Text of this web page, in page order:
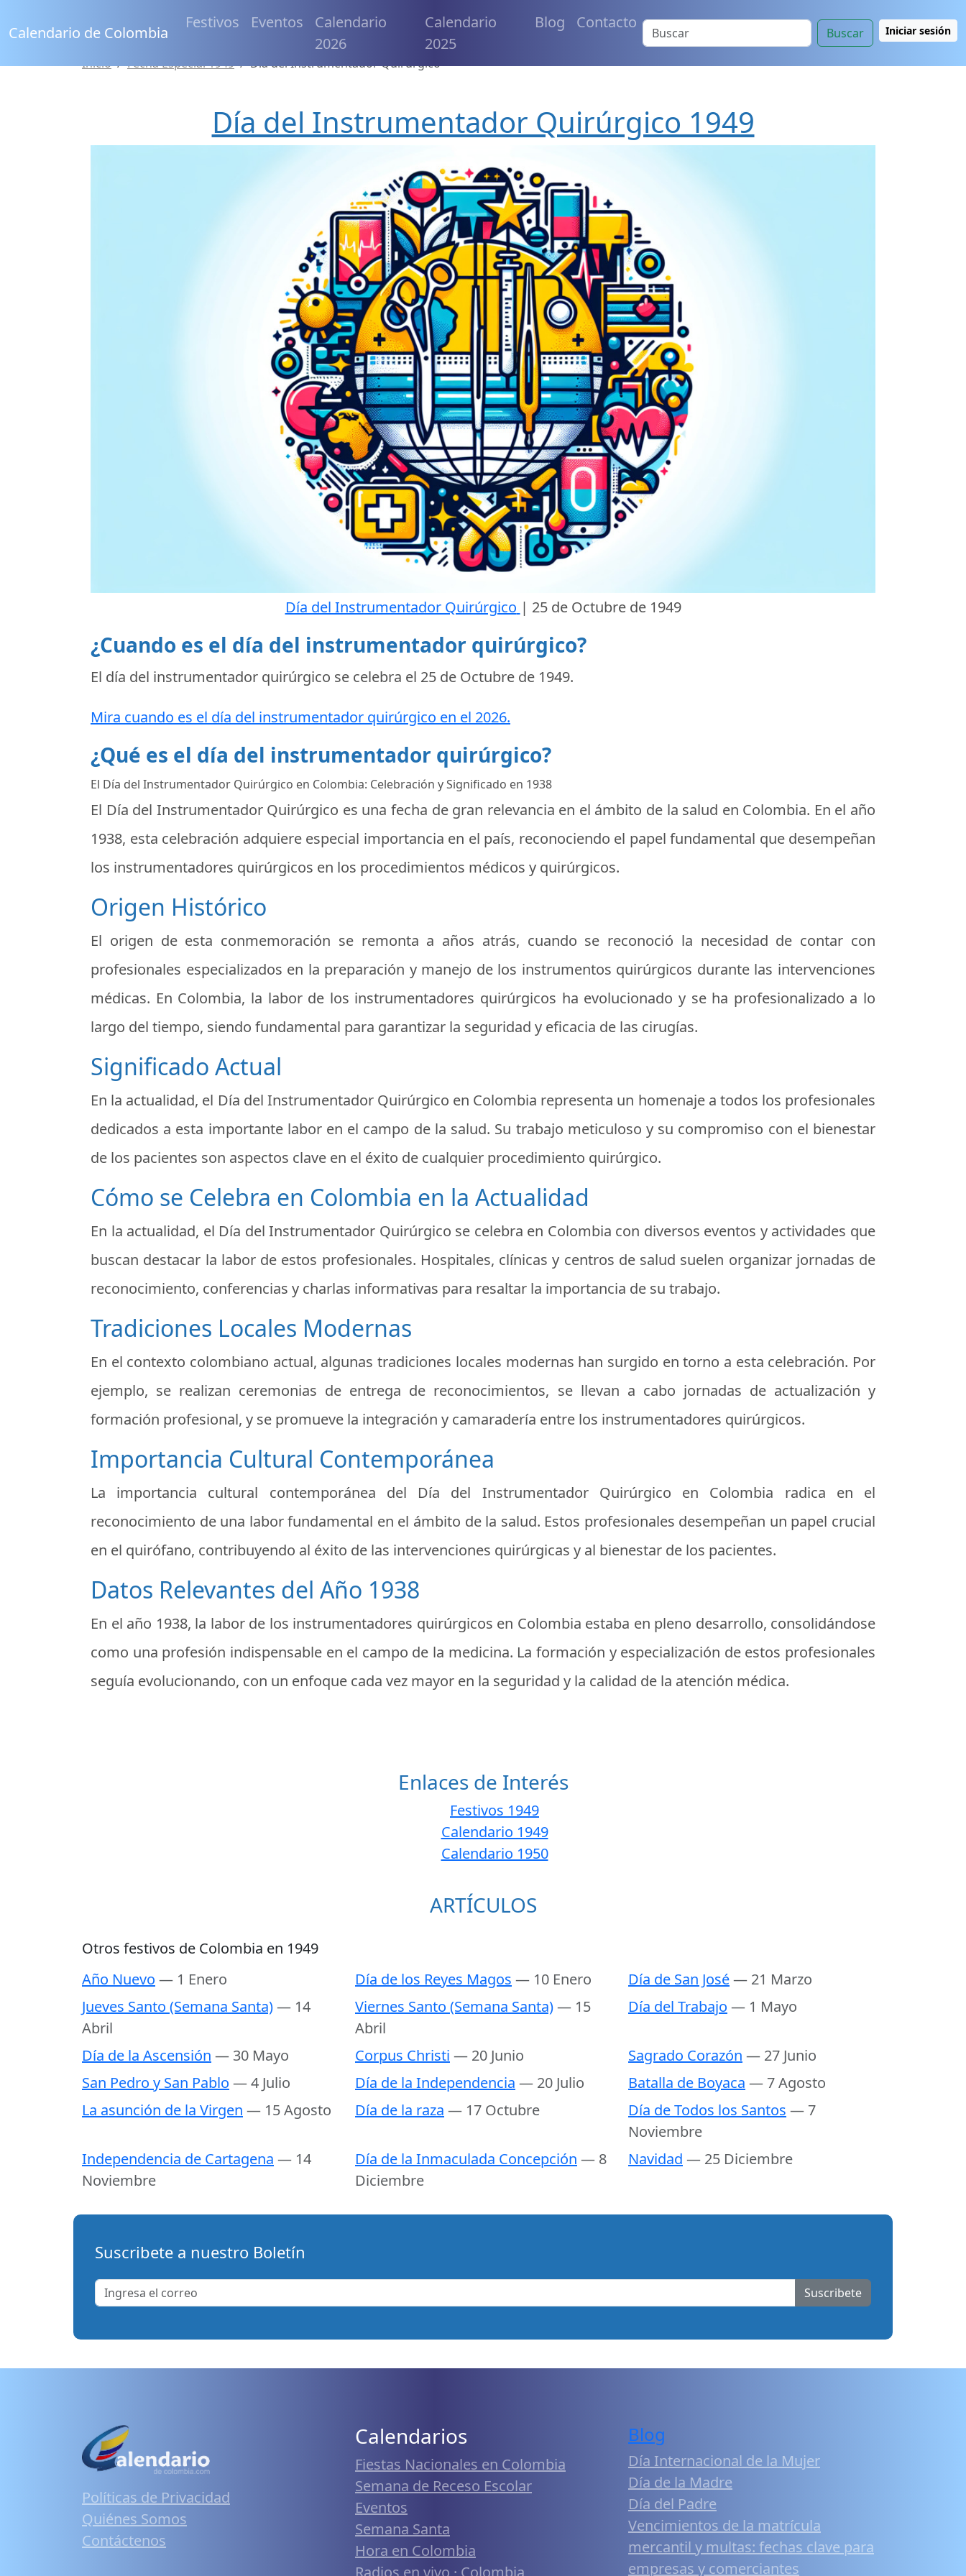
Calendario de Colombia
Festivos Eventos
Calendario
2026
Calendario
2025
Blog Contacto
Buscar Iniciar sesión
Inicio Fecha Especial 1949 Día del Instrumentador Quirúrgico
Día del Instrumentador Quirúrgico 1949
Día del Instrumentador Quirúrgico | 25 de Octubre de 1949
¿Cuando es el día del instrumentador quirúrgico?
El día del instrumentador quirúrgico se celebra el 25 de Octubre de 1949.
Mira cuando es el día del instrumentador quirúrgico en el 2026.
¿Qué es el día del instrumentador quirúrgico?
El Día del Instrumentador Quirúrgico en Colombia: Celebración y Significado en 1938
El Día del Instrumentador Quirúrgico es una fecha de gran relevancia en el ámbito de la salud en Colombia. En el año
1938, esta celebración adquiere especial importancia en el país, reconociendo el papel fundamental que desempeñan
los instrumentadores quirúrgicos en los procedimientos médicos y quirúrgicos.
Origen Histórico
El origen de esta conmemoración se remonta a años atrás, cuando se reconoció la necesidad de contar con
profesionales especializados en la preparación y manejo de los instrumentos quirúrgicos durante las intervenciones
médicas. En Colombia, la labor de los instrumentadores quirúrgicos ha evolucionado y se ha profesionalizado a lo
largo del tiempo, siendo fundamental para garantizar la seguridad y eficacia de las cirugías.
Significado Actual
En la actualidad, el Día del Instrumentador Quirúrgico en Colombia representa un homenaje a todos los profesionales
dedicados a esta importante labor en el campo de la salud. Su trabajo meticuloso y su compromiso con el bienestar
de los pacientes son aspectos clave en el éxito de cualquier procedimiento quirúrgico.
Cómo se Celebra en Colombia en la Actualidad
En la actualidad, el Día del Instrumentador Quirúrgico se celebra en Colombia con diversos eventos y actividades que
buscan destacar la labor de estos profesionales. Hospitales, clínicas y centros de salud suelen organizar jornadas de
reconocimiento, conferencias y charlas informativas para resaltar la importancia de su trabajo.
Tradiciones Locales Modernas
En el contexto colombiano actual, algunas tradiciones locales modernas han surgido en torno a esta celebración. Por
ejemplo, se realizan ceremonias de entrega de reconocimientos, se llevan a cabo jornadas de actualización y
formación profesional, y se promueve la integración y camaradería entre los instrumentadores quirúrgicos.
Importancia Cultural Contemporánea
La importancia cultural contemporánea del Día del Instrumentador Quirúrgico en Colombia radica en el
reconocimiento de una labor fundamental en el ámbito de la salud. Estos profesionales desempeñan un papel crucial
en el quirófano, contribuyendo al éxito de las intervenciones quirúrgicas y al bienestar de los pacientes.
Datos Relevantes del Año 1938
En el año 1938, la labor de los instrumentadores quirúrgicos en Colombia estaba en pleno desarrollo, consolidándose
como una profesión indispensable en el campo de la medicina. La formación y especialización de estos profesionales
seguía evolucionando, con un enfoque cada vez mayor en la seguridad y la calidad de la atención médica.
Enlaces de Interés
Festivos 1949
Calendario 1949
Calendario 1950
ARTÍCULOS
Otros festivos de Colombia en 1949
Año Nuevo — 1 Enero Día de los Reyes Magos — 10 Enero Día de San José— 21 Marzo
Jueves Santo (Semana Santa)— 14
Abril
Viernes Santo (Semana Santa)— 15
Abril
Día del Trabajo — 1 Mayo
Día de la Ascensión — 30 Mayo Corpus Christi — 20 Junio Sagrado Corazón — 27 Junio
San Pedro y San Pablo — 4 Julio Día de la Independencia — 20 Julio Batalla de Boyaca — 7 Agosto
La asunción de la Virgen — 15 Agosto Día de la raza — 17 Octubre Día de Todos los Santos — 7
Noviembre
Independencia de Cartagena — 14
Noviembre
Día de la Inmaculada Concepción — 8
Diciembre
Navidad — 25 Diciembre
Suscribete a nuestro Boletín
Suscribete
Políticas de Privacidad
Quiénes Somos
Contáctenos
Calendarios
Fiestas Nacionales en Colombia
Semana de Receso Escolar
Eventos
Semana Santa
Hora en Colombia
Blog
Día Internacional de la Mujer
Día de la Madre
Día del Padre
Vencimientos de la matrícula
mercantil y multas: fechas clave para
empresas y comerciantes